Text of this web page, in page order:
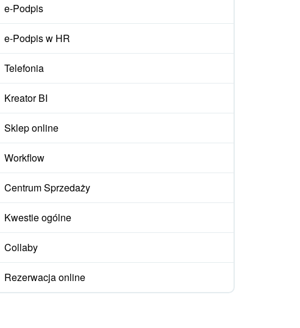
e-Podpis
e-Podpis w HR
Telefonia
Kreator BI
Sklep online
Workflow
Centrum Sprzedaży
Kwestie ogólne
Collaby
Rezerwacja online